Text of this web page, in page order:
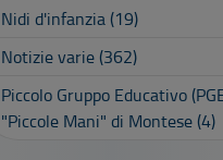
Nidi d'infanzia (19)
Notizie varie (362)
Piccolo Gruppo Educativo
"Piccole Mani" di Montese (4)